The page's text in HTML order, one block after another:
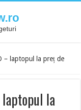
– laptopul la preț de
la